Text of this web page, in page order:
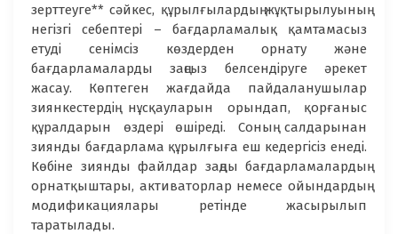
зерттеуге** сәйкес, құрылғылардың жұқтырылуының
негізгі себептері – бағдарламалық қамтамасыз
етуді сенімсіз көздерден орнату және
бағдарламаларды заңсыз белсендіруге әрекет
жасау. Көптеген жағдайда пайдаланушылар
зиянкестердің нұсқауларын орындап, қорғаныс
құралдарын өздері өшіреді. Соның салдарынан
зиянды бағдарлама құрылғыға еш кедергісіз енеді.
Көбіне зиянды файлдар заңды бағдарламалардың
орнатқыштары, активаторлар немесе ойындардың
модификациялары ретінде жасырылып
таратылады.